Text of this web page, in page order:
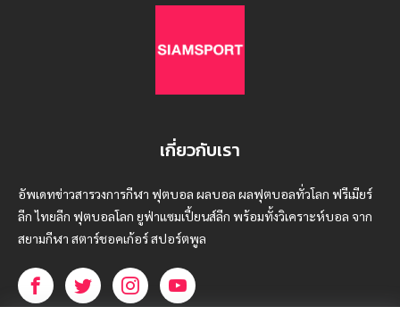
เกี่ยวกับเรา
อัพเดทข่าวสารวงการกีฬา ฟุตบอล ผลบอล ผลฟุตบอลทั่วโลก ฟรีเมียร์
ลีก ไทยลีก ฟุตบอลโลก ยูฟ่าแซมเปี้ยนส์ลีก พร้อมทั้งวิเคราะห์บอล จาก
สยามกีฬา สตาร์ชอคเก้อร์ สปอร์ตพูล